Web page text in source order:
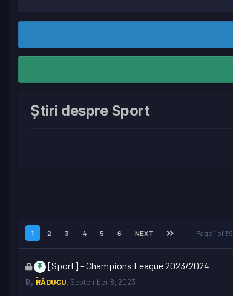
Știri despre Sport
1 2 3 4 5 6 NEXT Page 1 of 39
This
topic
is
[Sport] - Champions League 2023/2024
By RĂDUCU, September 8, 2023